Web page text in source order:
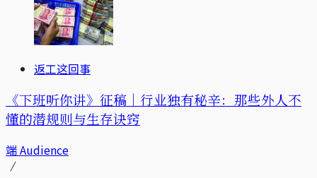
返工这回事
《下班听你讲》征稿｜行业独有秘辛：那些外人不
懂的潜规则与生存诀窍
端 Audience